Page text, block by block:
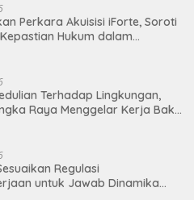
Perkara Akuisisi iForte, Soroti
Hukum dalam
Terhadap Lingkungan,
Raya Menggelar Kerja Bakti
Regulasi
untuk Jawab Dinamika